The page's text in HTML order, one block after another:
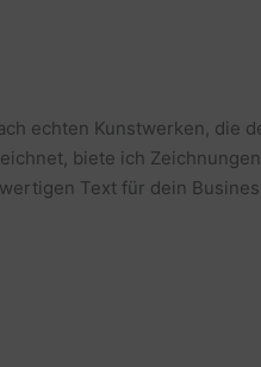
echten Kunstwerken, die
biete ich
Text für dein